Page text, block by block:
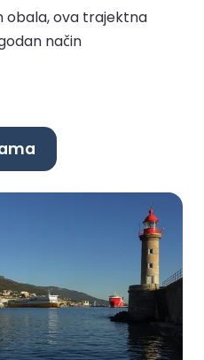
obala, ova trajektna
način